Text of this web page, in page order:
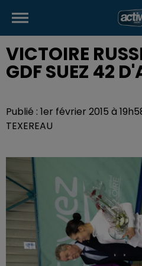
VICTOIRE
GDF SUEZ 42
Publié : 1er février 2015 à
TEXEREAU